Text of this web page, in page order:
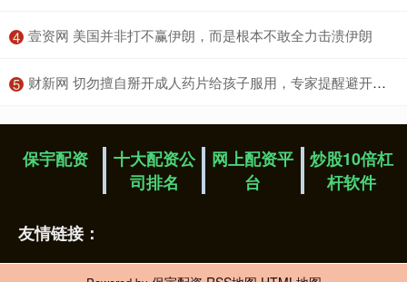
4 ​壹资网 美国并非打不赢伊朗，而是根本不敢全力击溃伊朗
5 ​财新网 切勿擅自掰开成人药片给孩子服用，专家提醒避开这些常见用药误区
保宇配资
十大配资公
司排名
网上配资平
台
炒股10倍杠
杆软件
友情链接：